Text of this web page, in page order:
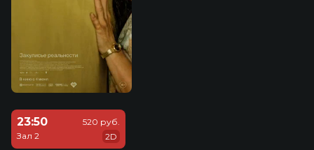
23:50
Зал 2
520 руб.
2D